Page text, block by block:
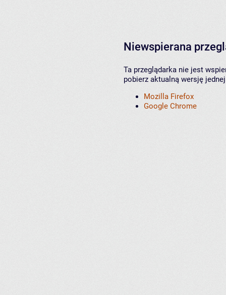
Niewspierana
Ta przeglądarka nie jest
pobierz aktualną wersję
Mozilla Firefox
Google Chrome